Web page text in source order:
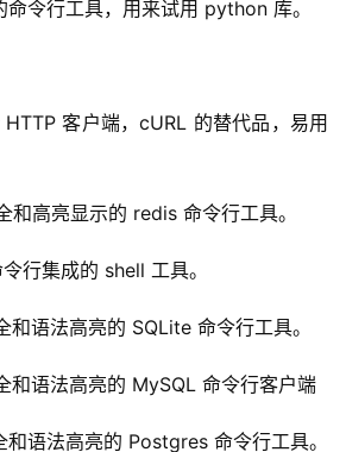
令行工具，用来试用 python 库。
客户端，cURL 的替代品，易用
和高亮显示的 redis 命令行工具。
行集成的 shell 工具。
语法高亮的 SQLite 命令行工具。
和语法高亮的 MySQL 命令行客户端
语法高亮的 Postgres 命令行工具。